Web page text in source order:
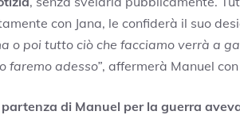
con Jana, le confiderà il suo
o poi tutto ciò che facciamo verrà a
faremo adesso”, affermerà Manuel
di Manuel per la guerra